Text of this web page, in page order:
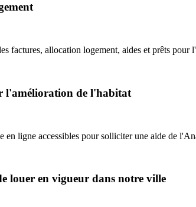
factures, allocation logement, aides et prêts pour
l'amélioration de l'habitat
en ligne accessibles pour solliciter une aide de
louer en vigueur dans notre ville